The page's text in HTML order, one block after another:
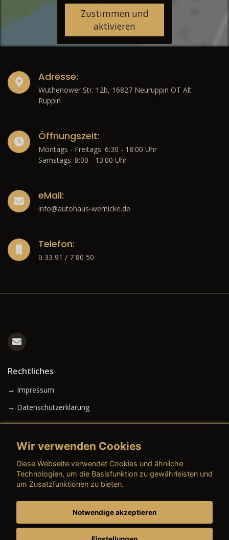
Zustimmen und
aktivieren
Adresse:
Wuthenower Str. 12b, 16827 Neuruppin OT Alt
Ruppin
Öffnungszeit:
Montags - Freitags: 6:30 - 18:00 Uhr
Samstags: 8:00 - 13:00 Uhr
eMail:
info@autohaus-wernicke.de
Telefon:
0 33 91 / 7 80 50
Rechtliches
→ Impressum
→ Datenschutzerklärung
→ AGB (Gebrauchtwagen)
→ AGB (Teile & Zubehör)
→ AGB (Dienstleistungen)
Wir verwenden Cookies
Diese Webseite verwendet Cookies und ähnliche
Technologien, um die Basisfunktion zu gewährleisten und
um Zusatzfunktionen zu bieten.
Notwendige akzeptieren